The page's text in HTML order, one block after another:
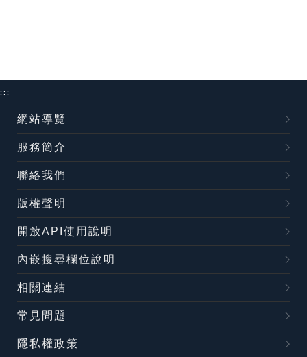
:::
網站導覽
服務簡介
聯絡我們
版權聲明
開放API使用說明
內嵌搜尋欄位說明
相關連結
常見問題
隱私權政策